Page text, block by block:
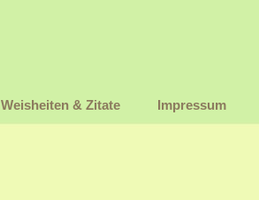
Weisheiten & Zitate Impressum